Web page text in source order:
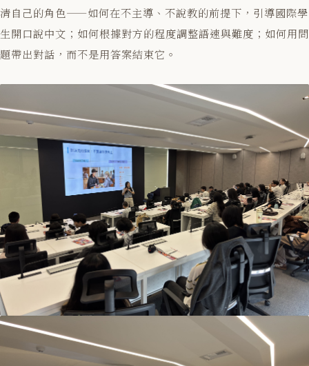
清自己的角色——如何在不主導、不說教的前提下，引導國際學
生開口說中文；如何根據對方的程度調整語速與難度；如何用問
題帶出對話，而不是用答案結束它。